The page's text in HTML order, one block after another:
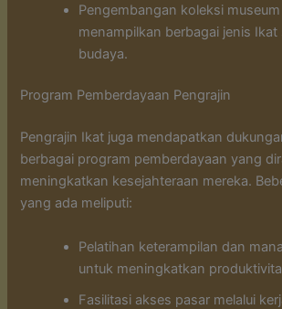
Pengembangan koleksi
menampilkan berbagai jenis
budaya.
Program Pemberdayaan Pengrajin
Pengrajin Ikat juga mendapatkan
berbagai program pemberdayaan yang
meningkatkan kesejahteraan mereka.
yang ada meliputi:
Pelatihan keterampilan dan
untuk meningkatkan
Fasilitasi akses pasar melalui